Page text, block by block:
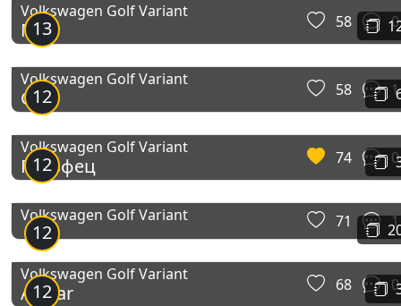
13
Volkswagen Golf Variant
MK4 58 0
12
Volkswagen Golf Variant
Golf 58 1
12
Volkswagen Golf Variant
Гольфец 74 0
12
Volkswagen Golf Variant 71 1
12
Volkswagen Golf Variant
Allstar 68 0